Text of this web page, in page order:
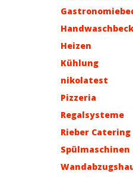
Heizen
Kühlung
nikolatest
Pizzeria
Regalsysteme
Rieber
Spülmaschinen